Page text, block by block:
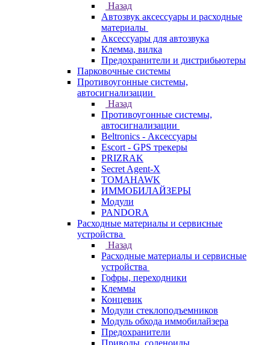
Назад
Автозвук аксессуары и расходные
материалы
Аксессуары для автозвука
Клемма, вилка
Предохранители и дистрибьютеры
Парковочные системы
Противоугонные системы,
автосигнализации
Назад
Противоугонные системы,
автосигнализации
Beltronics - Аксессуары
Escort - GPS трекеры
PRIZRAK
Secret Agent-X
TOMAHAWK
ИММОБИЛАЙЗЕРЫ
Модули
PANDORA
Расходные материалы и сервисные
устройства
Назад
Расходные материалы и сервисные
устройства
Гофры, переходники
Клеммы
Концевик
Модули стеклоподъемников
Модуль обхода иммобилайзера
Предохранители
Приводы, соленоиды